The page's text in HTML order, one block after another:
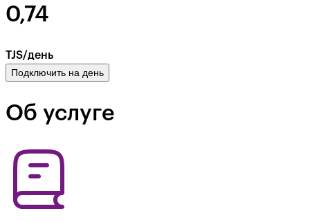
0,74
TJS/день
Подключить на день
Об услуге